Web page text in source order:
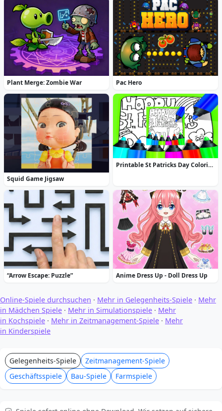
Plant Merge: Zombie War Pac Hero
Squid Game Jigsaw
Printable St Patricks Day Coloring Pages
“Arrow Escape: Puzzle” Anime Dress Up - Doll Dress Up
Online-Spiele durchsuchen · Mehr in Gelegenheits-Spiele · Mehr
in Mädchen Spiele · Mehr in Simulationspiele · Mehr
in Kochspiele · Mehr in Zeitmanagement-Spiele · Mehr
in Kinderspiele
Gelegenheits-Spiele
Zeitmanagement-Spiele
Geschäftsspiele
Bau-Spiele Farmspiele